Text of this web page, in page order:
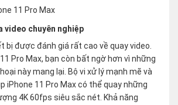
video chuyên nghiệp
bị được đánh giá rất cao về quay video.
Pro Max, bạn còn bất ngờ hơn vì những
này mang lại. Bộ vi xử lý mạnh mẽ và
iPhone 11 Pro Max có thể quay những
4K 60fps siêu sắc nét. Khả năng